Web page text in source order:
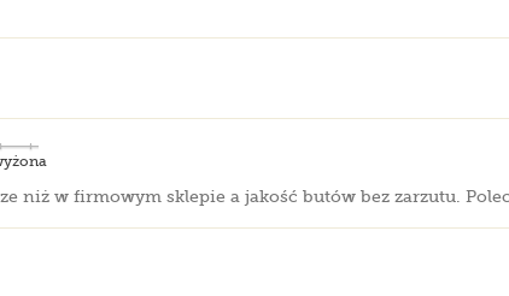
niż w firmowym sklepie a jakość butów bez zarzutu.